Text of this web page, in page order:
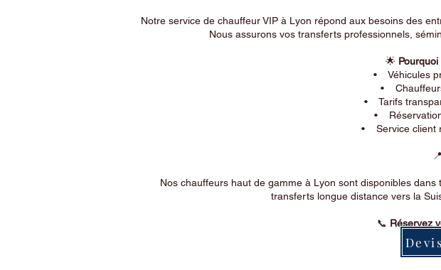
Notre service de chauffeur VIP à Lyon répond aux besoins des
Nous assurons vos transferts professionnels,
🌟
• Véhicules
• Chauffeurs
• Tarifs
• Réservation
• Service client
Nos chauffeurs haut de gamme à Lyon sont disponibles
transferts longue distance vers la
📞 Réservez